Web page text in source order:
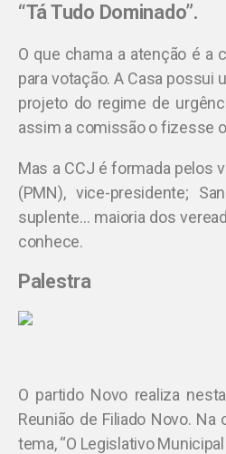
“Tá Tudo Dominado”.
O que chama a atenção é a
para votação. A Casa possui
projeto do regime de
assim a comissão o fizesse
Mas a CCJ é formada pelos
(PMN), vice-presidente;
suplente… maioria dos
conhece.
Palestra
O partido Novo realiza
Reunião de Filiado Novo.
tema, “O Legislativo